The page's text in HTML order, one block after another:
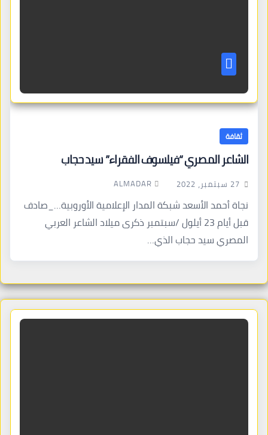
ثقافة
الشاعر المصري “فيلسوف الفقراء” سيد حجاب
27 سبتمبر، 2022 ALMADAR
نجاة أحمد الأسعد شبكة المدار الإعلامية الأوروبية…_صادف
قبل أيام 23 أيلول /سبتمبر ذكرى ميلاد الشاعر العربي
المصري سيد حجاب الذي…